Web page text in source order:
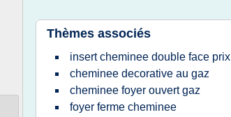
Thèmes associés
insert cheminee double face prix
cheminee decorative au gaz
cheminee foyer ouvert gaz
foyer ferme cheminee